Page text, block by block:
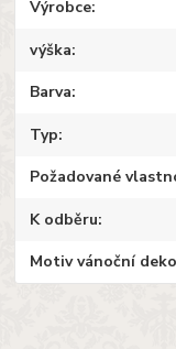
Výrobce
výška
Barva
Typ
Požadované
K odběru
Motiv vánoční